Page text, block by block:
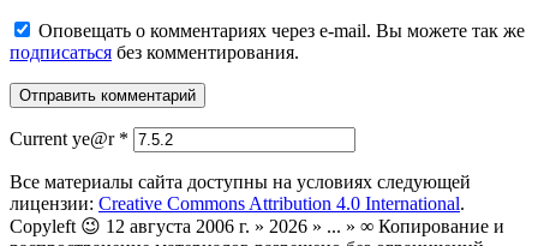
Оповещать о комментариях через e-mail. Вы можете так же
подписаться без комментирования.
Current ye@r *
Все материалы сайта доступны на условиях следующей
лицензии: Creative Commons Attribution 4.0 International.
Copyleft 😉 12 августа 2006 г. » 2026 » ... » ∞ Копирование и